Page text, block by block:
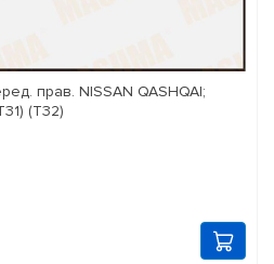
прав. NISSAN QASHQAI;
(T32)